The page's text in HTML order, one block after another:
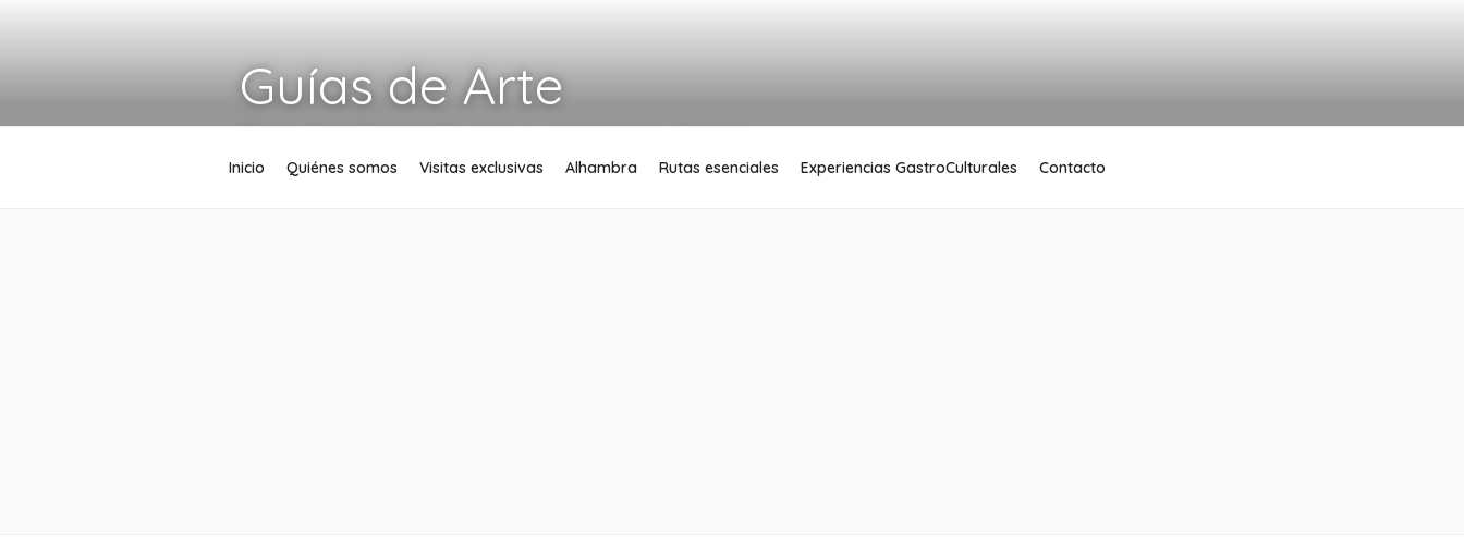
Guías de Arte
Descubre Granada con experiencias únicas
Inicio Quiénes somos Visitas exclusivas Alhambra Rutas esenciales Experiencias GastroCulturales Contacto